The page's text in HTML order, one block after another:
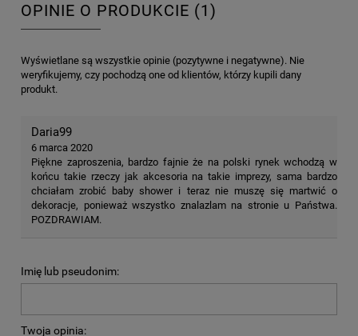
OPINIE O PRODUKCIE (1)
Wyświetlane są wszystkie opinie (pozytywne i negatywne). Nie
weryfikujemy, czy pochodzą one od klientów, którzy kupili dany
produkt.
Daria99
6 marca 2020
Piękne zaproszenia, bardzo fajnie że na polski rynek wchodzą w
końcu takie rzeczy jak akcesoria na takie imprezy, sama bardzo
chciałam zrobić baby shower i teraz nie muszę się martwić o
dekoracje, ponieważ wszystko znalazlam na stronie u Państwa.
POZDRAWIAM.
Imię lub pseudonim:
Twoja opinia: